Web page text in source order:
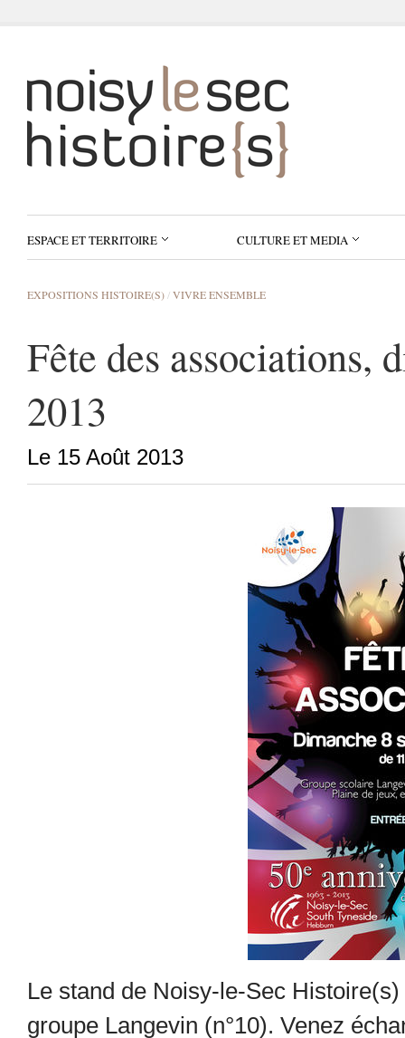
ESPACE ET TERRITOIRE CULTURE ET MEDIA
EXPOSITIONS HISTOIRE(S) /VIVRE ENSEMBLE
Fête des associations,
2013
Le 15 Août 2013
Le stand de Noisy-le-Sec
groupe Langevin (n°10). Venez